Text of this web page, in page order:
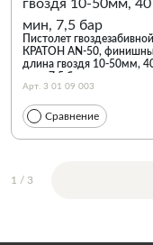
Пистолет гвоздезабивной
КРАТОН AN-50,
длина гвоздя 10-50мм,
мин, 7,5 бар
Арт. 3 01 09 003
Сравнение
1 / 3